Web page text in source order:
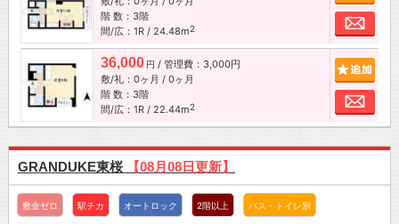
階 数：3階
間/広：1R / 24.48m2
お
36,000 円 / 管理費：3,000円
敷/礼：0ヶ月 / 0ヶ月
階 数：3階
間/広：1R / 22.44m2
お
GRANDUKE東桜 【08月08日更新】
敷金ゼロ 駅チカ オートロック 2階以上 バス・トイレ別